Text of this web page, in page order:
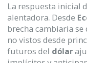
La respuesta inicial
alentadora. Desde
brecha cambiaria
no vistos desde
futuros del dólar